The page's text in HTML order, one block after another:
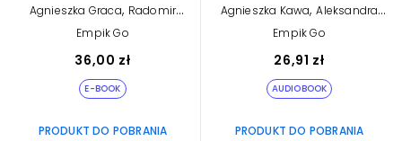
SHORT (e-book)
Agnieszka Graca, Radomir
Darmiła
Adrianna
Filimonowicz,Maciej
Wijatkowski,Przemysław
Zańko-Gulczyński
Golis
Empik Go
36,00 zł
E-BOOK
PRODUKT DO POBRANIA
Empik Go Short (plik
audio)
Agnieszka Kawa,Aleksandra
Kubas-Chojna
Nadgrodkiewicz,
Maciuga, Przemysław
Wechterowicz
Empik Go
26,91 zł
AUDIOBOOK
PRODUKT DO POBRANIA